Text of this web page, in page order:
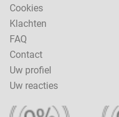
Cookies
Klachten
FAQ
Contact
Uw profiel
Uw reacties